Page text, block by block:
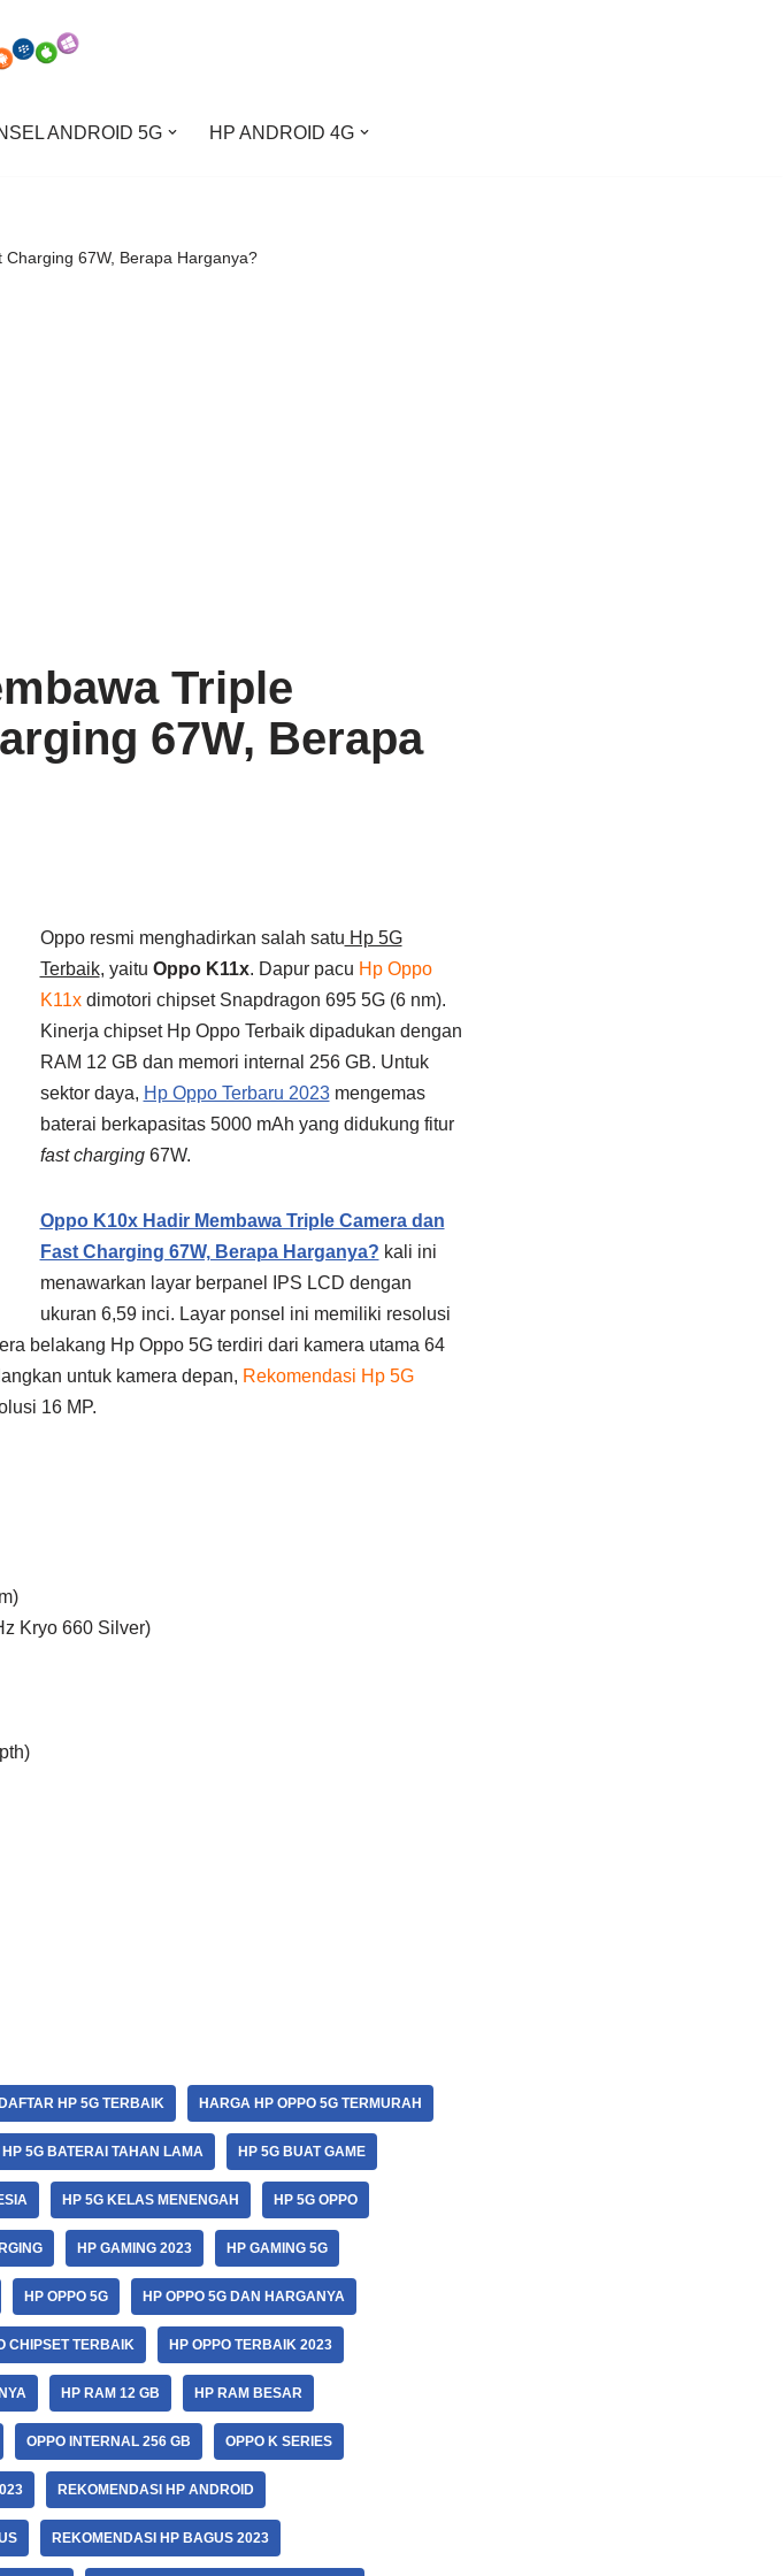
ANDROID 5G HP ANDROID 4G
67W, Berapa Harganya?
Triple
67W, Berapa
Oppo resmi menghadirkan salah satu Hp 5G
Terbaik, yaitu Oppo K11x. Dapur pacu Hp Oppo
K11xdimotori chipset Snapdragon 695 5G (6 nm).
Kinerja chipset Hp Oppo Terbaik dipadukan dengan
RAM 12 GB dan memori internal 256 GB. Untuk
sektor daya, Hp Oppo Terbaru 2023mengemas
baterai berkapasitas 5000 mAh yang didukung fitur
fast charging67W.
Oppo K10x Hadir Membawa Triple Camera dan
Fast Charging 67W, Berapa Harganya? kali ini
menawarkan layar berpanel IPS LCD dengan
ukuran 6,59 inci. Layar ponsel ini memiliki resolusi
belakang Hp Oppo 5G terdiri dari kamera utama 64
untuk kamera depan, Rekomendasi Hp 5G
16 MP.
Kryo 660 Silver)
DAFTAR HP 5G TERBAIK HARGA HP OPPO 5G TERMURAH
HP 5G BATERAI TAHAN LAMA HP 5G BUAT GAME
HP 5G KELAS MENENGAH HP 5G OPPO
HP GAMING 2023 HP GAMING 5G
HP OPPO 5G HP OPPO 5G DAN HARGANYA
CHIPSET TERBAIK HP OPPO TERBAIK 2023
HP RAM 12 GB HP RAM BESAR
OPPO INTERNAL 256 GB OPPO K SERIES
REKOMENDASI HP ANDROID
REKOMENDASI HP BAGUS 2023